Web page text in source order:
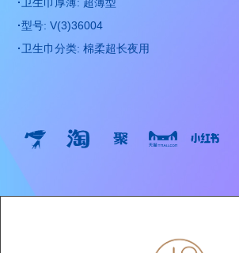
·型号: V(3)36004
·卫生巾分类: 棉柔超长夜用